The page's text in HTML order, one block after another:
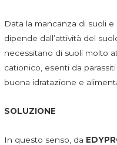
Data la mancanza di suoli
dipende dall’attività del
necessitano di suoli molto
cationico, esenti da
buona idratazione e
SOLUZIONE
In questo senso, da